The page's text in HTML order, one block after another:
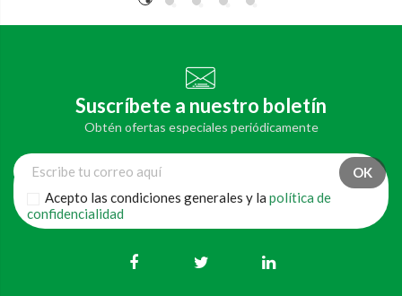
Suscríbete a nuestro boletín
Obtén ofertas especiales periódicamente
Acepto las condiciones generales y lapolítica de
confidencialidad